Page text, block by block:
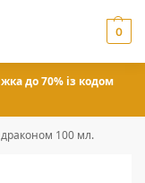
0
до 70% із кодом
100 мл.